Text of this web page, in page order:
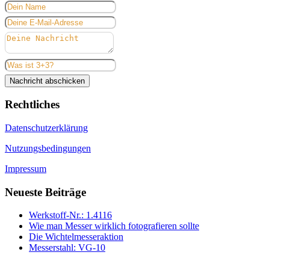
Nachricht abschicken
Rechtliches
Datenschutzerklärung
Nutzungsbedingungen
Impressum
Neueste Beiträge
Werkstoff-Nr.: 1.4116
Wie man Messer wirklich fotografieren sollte
Die Wichtelmesseraktion
Messerstahl: VG-10